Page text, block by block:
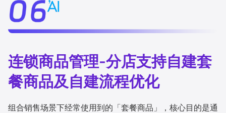
连锁商品管理-分店支持自建套
餐商品及自建流程优化
组合销售场景下经常使用到的「套餐商品」，核心目的是通